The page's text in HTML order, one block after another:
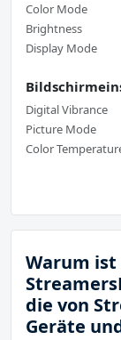
Color Mode
Brightness
Display Mode
Digital Vibrance
Picture Mode
Color
Warum
die von
Geräte